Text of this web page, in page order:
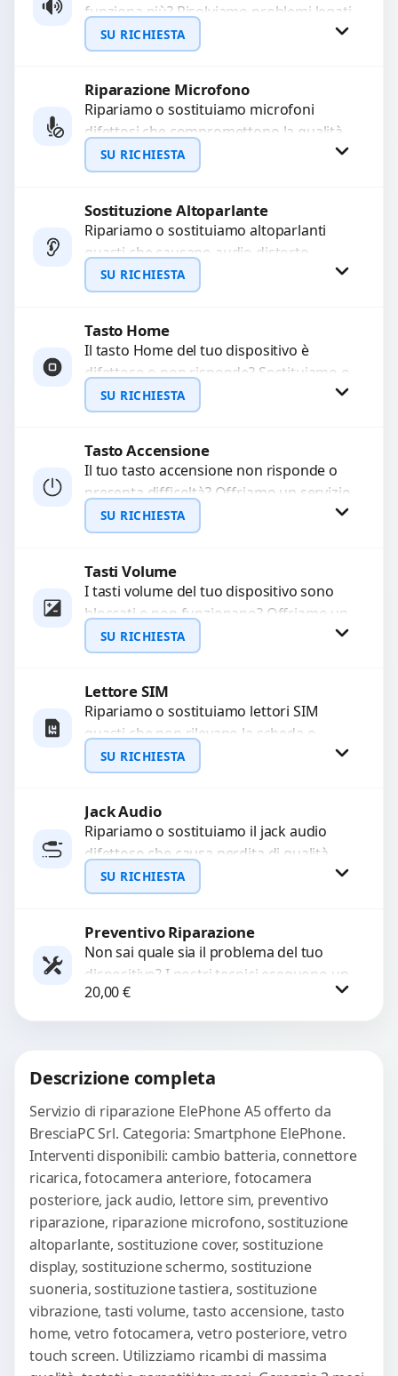
WhatsApp
funziona più? Risolviamo problemi legati
a moduli audio difettosi con interventi
precisi e componenti...
SU RICHIESTA
Richiedi Preventivo
WhatsApp
Riparazione Microfono
Ripariamo o sostituiamo microfoni
difettosi che compromettono la qualità
audio delle registrazioni o delle
chiamate. Diagnosi accurata e ricambi
SU RICHIESTA
Richiedi Preventivo
WhatsApp
Sostituzione Altoparlante
Ripariamo o sostituiamo altoparlanti
guasti che causano audio distorto,
basso o assente. Utilizziamo ricambi di
alta qualità garantiti per 3...
SU RICHIESTA
Richiedi Preventivo
WhatsApp
Tasto Home
Il tasto Home del tuo dispositivo è
difettoso o non risponde? Sostituiamo o
ripariamo il modulo con componenti di
alta...
SU RICHIESTA
Richiedi Preventivo
WhatsApp
Tasto Accensione
Il tuo tasto accensione non risponde o
presenta difficoltà? Offriamo un servizio
professionale di riparazione o
sostituzione utilizzando componenti di...
SU RICHIESTA
Richiedi Preventivo
WhatsApp
Tasti Volume
I tasti volume del tuo dispositivo sono
bloccati o non funzionano? Offriamo un
servizio di riparazione o sostituzione
con ricambi...
SU RICHIESTA
Richiedi Preventivo
WhatsApp
Lettore SIM
Ripariamo o sostituiamo lettori SIM
guasti che non rilevano la scheda o
interrompono il segnale. Utilizziamo
ricambi testati e garantiti...
SU RICHIESTA
Richiedi Preventivo
WhatsApp
Jack Audio
Ripariamo o sostituiamo il jack audio
difettoso che causa perdita di qualità
sonora o impossibilità di collegare cuffie
e accessori....
SU RICHIESTA
Richiedi Preventivo
Preventivo Riparazione
Non sai quale sia il problema del tuo
dispositivo? I nostri tecnici eseguono un
check-up completo con strumenti
avanzati per...
20,00€
Descrizione completa
Servizio di riparazione ElePhone A5 offerto da
BresciaPC Srl. Categoria: Smartphone ElePhone.
Interventi disponibili: cambio batteria, connettore
ricarica, fotocamera anteriore, fotocamera
posteriore, jack audio, lettore sim, preventivo
riparazione, riparazione microfono, sostituzione
altoparlante, sostituzione cover, sostituzione
display, sostituzione schermo, sostituzione
suoneria, sostituzione tastiera, sostituzione
vibrazione, tasti volume, tasto accensione, tasto
home, vetro fotocamera, vetro posteriore, vetro
touch screen. Utilizziamo ricambi di massima